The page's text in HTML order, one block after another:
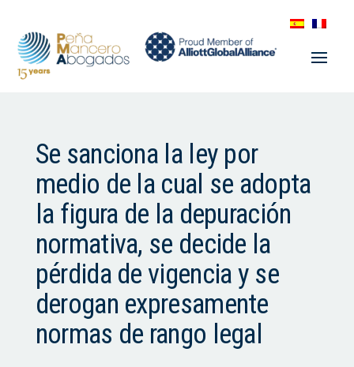
Se sanciona la ley por
medio de la cual se adopta
la figura de la depuración
normativa, se decide la
pérdida de vigencia y se
derogan expresamente
normas de rango legal